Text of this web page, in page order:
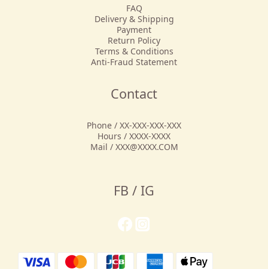
FAQ
Delivery & Shipping
Payment
Return Policy
Terms & Conditions
Anti-Fraud Statement
Contact
Phone / XX-XXX-XXX-XXX
Hours / XXXX-XXXX
Mail / XXX@XXXX.COM
FB / IG